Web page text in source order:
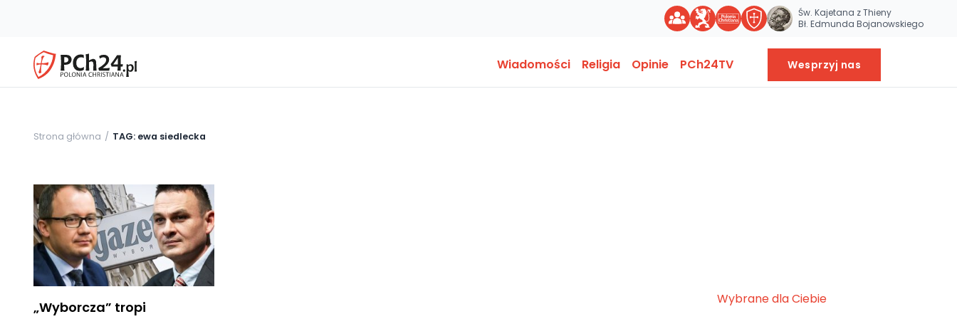
Św. Kajetana z Thieny
Bł. Edmunda Bojanowskiego
Wiadomości Religia Opinie PCh24TV Wesprzyj nas
Strona główna TAG: ewa siedlecka
„Wyborcza” tropi
Wybrane dla Ciebie